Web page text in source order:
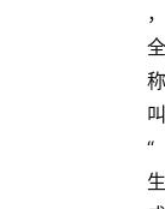
，
全
称
叫
“
生